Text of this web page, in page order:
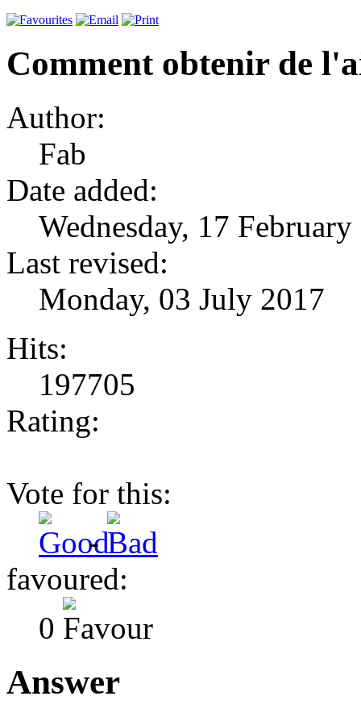
Comment obtenir de
Author:
Fab
Date added:
Wednesday, 17
Last revised:
Monday, 03 July 2017
Hits:
197705
Rating:
Vote for this:
-
favoured:
0
Answer